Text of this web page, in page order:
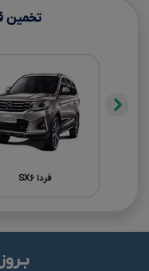
تخمین
فردا SX۶